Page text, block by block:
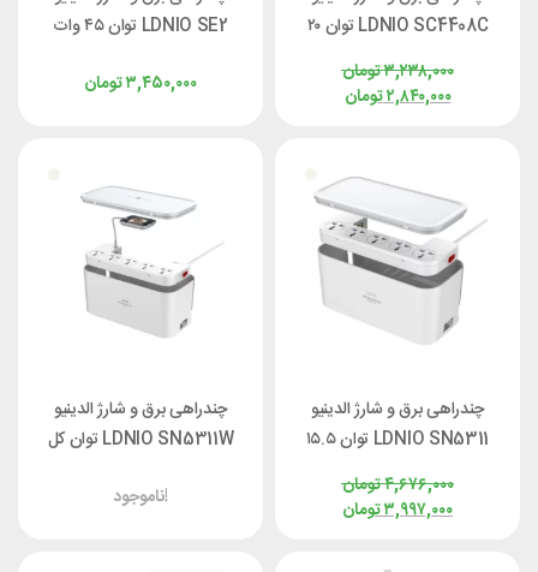
LDNIO SC4408C توان ۲۰
وات
تومان۳,۲۳۸,۰۰۰
تومان۲,۸۴۰,۰۰۰
LDNIO SE2 توان ۴۵ وات
تومان۳,۴۵۰,۰۰۰
چندراهی برق و شارژ الدینیو
LDNIO SN5311 توان ۱۵.۵
وات
تومان۴,۶۷۶,۰۰۰
تومان۳,۹۹۷,۰۰۰
چندراهی برق و شارژ الدینیو
LDNIO SN5311W توان کل
ناموجود!